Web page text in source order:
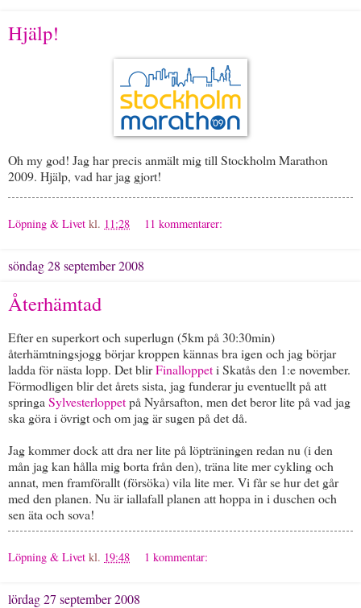
Hjälp!
Oh my god! Jag har precis anmält mig till Stockholm Marathon
2009. Hjälp, vad har jag gjort!
Löpning & Livet kl. 11:28 11 kommentarer:
söndag 28 september 2008
Återhämtad
Efter en superkort och superlugn (5km på 30:30min)
återhämtningsjogg börjar kroppen kännas bra igen och jag börjar
ladda för nästa lopp. Det blirFinalloppeti Skatås den 1:e november.
Förmodligen blir det årets sista, jag funderar ju eventuellt på att
springa Sylvesterloppetpå Nyårsafton, men det beror lite på vad jag
ska göra i övrigt och om jag är sugen på det då.
Jag kommer dock att dra ner lite på löpträningen redan nu (i den
mån jag kan hålla mig borta från den), träna lite mer cykling och
annat, men framförallt (försöka) vila lite mer. Vi får se hur det går
med den planen. Nu är iallafall planen att hoppa in i duschen och
sen äta och sova!
Löpning & Livet kl. 19:48 1 kommentar:
lördag 27 september 2008